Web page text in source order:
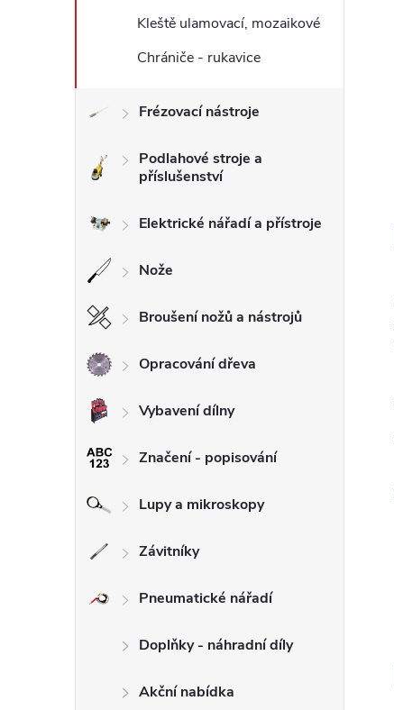
e
Kleště ulamovací, mozaikové
Chrániče - rukavice
Frézovací nástroje
Podlahové stroje a
příslušenství
Elektrické nářadí a přístroje
Nože
Broušení nožů a nástrojů
Opracování dřeva
Vybavení dílny
Značení - popisování
Lupy a mikroskopy
Závitníky
Pneumatické nářadí
Doplňky - náhradní díly
Akční nabídka